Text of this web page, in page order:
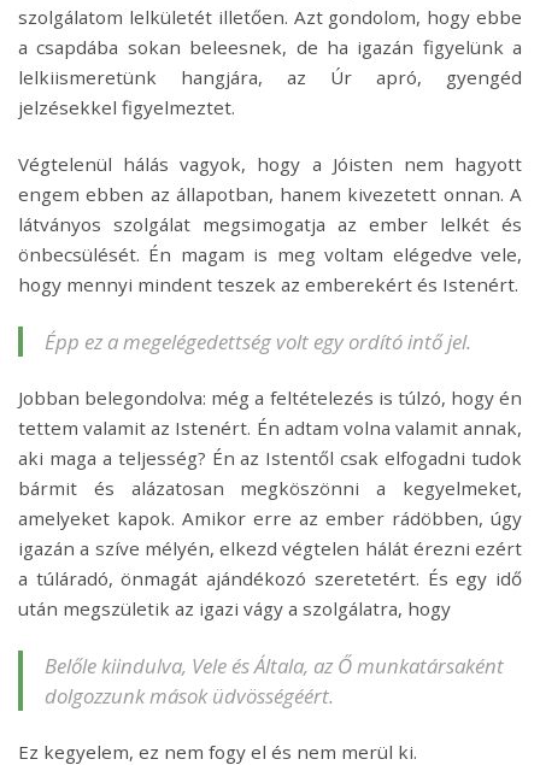
szolgálatom lelkületét illetően. Azt gondolom, hogy ebbe
a csapdába sokan beleesnek, de ha igazán figyelünk a
lelkiismeretünk hangjára, az Úr apró, gyengéd
jelzésekkel figyelmeztet.
Végtelenül hálás vagyok, hogy a Jóisten nem hagyott
engem ebben az állapotban, hanem kivezetett onnan. A
látványos szolgálat megsimogatja az ember lelkét és
önbecsülését. Én magam is meg voltam elégedve vele,
hogy mennyi mindent teszek az emberekért és Istenért.
Épp ez a megelégedettség volt egy ordító intő jel.
Jobban belegondolva: még a feltételezés is túlzó, hogy én
tettem valamit az Istenért. Én adtam volna valamit annak,
aki maga a teljesség? Én az Istentől csak elfogadni tudok
bármit és alázatosan megköszönni a kegyelmeket,
amelyeket kapok. Amikor erre az ember rádöbben, úgy
igazán a szíve mélyén, elkezd végtelen hálát érezni ezért
a túláradó, önmagát ajándékozó szeretetért. És egy idő
után megszületik az igazi vágy a szolgálatra, hogy
Belőle kiindulva, Vele és Általa, az Ő munkatársaként
dolgozzunk mások üdvösségéért.
Ez kegyelem, ez nem fogy el és nem merül ki.